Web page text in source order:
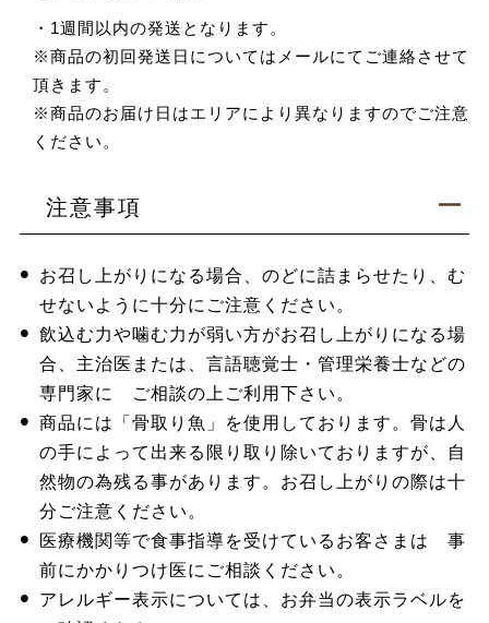
・1週間以内の発送となります。
※商品の初回発送日についてはメールにてご連絡させて
頂きます。
※商品のお届け日はエリアにより異なりますのでご注意
ください。
注意事項
お召し上がりになる場合、のどに詰まらせたり、む
せないように十分にご注意ください。
飲込む力や噛む力が弱い方がお召し上がりになる場
合、主治医または、言語聴覚士・管理栄養士などの
専門家に ご相談の上ご利用下さい。
商品には「骨取り魚」を使用しております。骨は人
の手によって出来る限り取り除いておりますが、自
然物の為残る事があります。お召し上がりの際は十
分ご注意ください。
医療機関等で食事指導を受けているお客さまは 事
前にかかりつけ医にご相談ください。
アレルギー表示については、お弁当の表示ラベルを